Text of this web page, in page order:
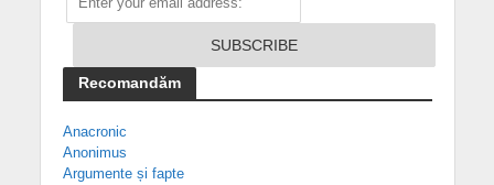
Recomandăm
Anacronic
Anonimus
Argumente și fapte